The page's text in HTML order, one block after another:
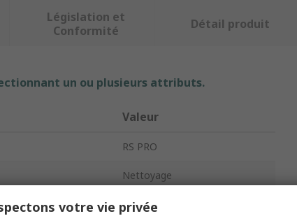
Législation et
Conformité
Détail produit
un ou plusieurs attributs.
Valeur
RS PRO
Nettoyage
Balayette
votre vie privée